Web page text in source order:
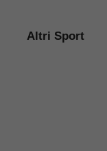
Altri Sport